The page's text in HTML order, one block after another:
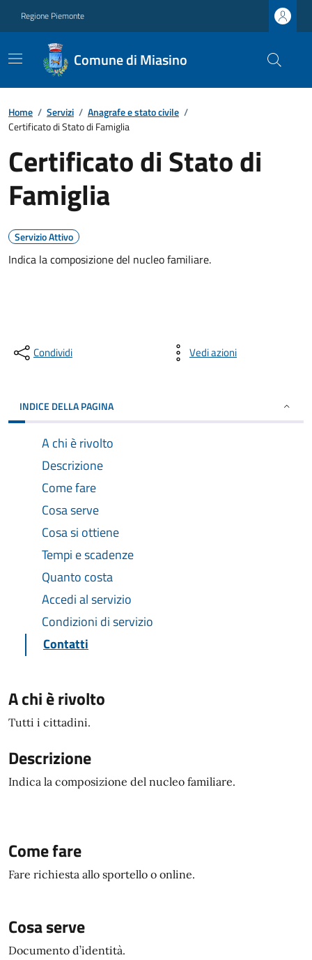
Regione Piemonte
Comune di Miasino
Home / Servizi / Anagrafe e stato civile /
Certificato di Stato di Famiglia
Certificato di Stato di
Famiglia
Servizio Attivo
Indica la composizione del nucleo familiare.
Condividi Vedi azioni
INDICE DELLA PAGINA
A chi è rivolto
Descrizione
Come fare
Cosa serve
Cosa si ottiene
Tempi e scadenze
Quanto costa
Accedi al servizio
Condizioni di servizio
Contatti
A chi è rivolto
Tutti i cittadini.
Descrizione
Indica la composizione del nucleo familiare.
Come fare
Fare richiesta allo sportello o online.
Cosa serve
Documento d’identità.